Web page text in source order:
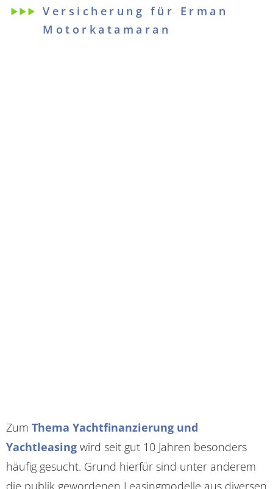
Versicherung für Erman
Motorkatamaran
Zum Thema Yachtfinanzierung und
Yachtleasing wird seit gut 10 Jahren besonders
häufig gesucht. Grund hierfür sind unter anderem